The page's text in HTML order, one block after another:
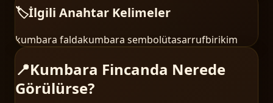
🏷️İlgili Anahtar Kelimeler
kumbara faldakumbara sembolütasarrufbirikim
📍Kumbara Fincanda Nerede
Görülürse?